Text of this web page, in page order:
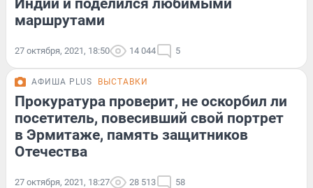
Индии и поделился любимыми
маршрутами
27 октября, 2021, 18:50 14 044 5
АФИША PLUS ВЫСТАВКИ
Прокуратура проверит, не оскорбил ли
посетитель, повесивший свой портрет
в Эрмитаже, память защитников
Отечества
27 октября, 2021, 18:27 28 513 58